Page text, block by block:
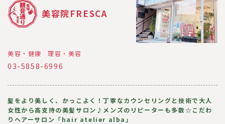
美容院FRESCA
美容・健康 理容・美容
03-5858-6996
髪をより美しく、かっこよく！丁寧なカウンセリングと技術で大人
女性から高支持の美髪サロン♪メンズのリピーターも多数☆こだわ
りヘアーサロン「hair atelier alba」